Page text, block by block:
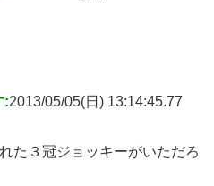
:2013/05/05(日) 13:14:45.77
た３冠ジョッキーがいただろ